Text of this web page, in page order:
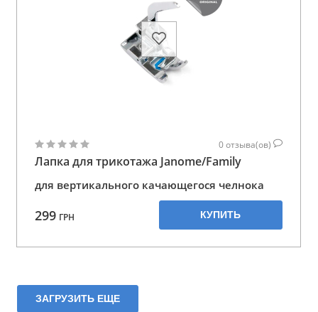
0отзыва(ов)
Лапка для трикотажа Janome/Family
для вертикального качающегося челнока
299 ГРН КУПИТЬ
ЗАГРУЗИТЬ ЕЩЕ